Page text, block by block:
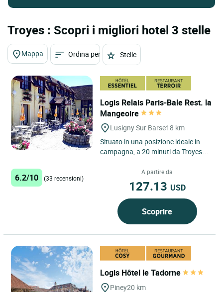
Troyes : Scopri i migliori hotel 3 stelle
Mappa Ordina per Stelle
Logis Relais Paris-Bale Rest. la
Mangeoire
Lusigny Sur Barse18 km
Situato in una posizione ideale in
campagna, a 20 minuti da Troyes, a
minuti dal parco divertimenti...
6.2/10 (33 recensioni)
A partire da
127.13 USD
Scoprire
Logis Hôtel le Tadorne
Piney20 km